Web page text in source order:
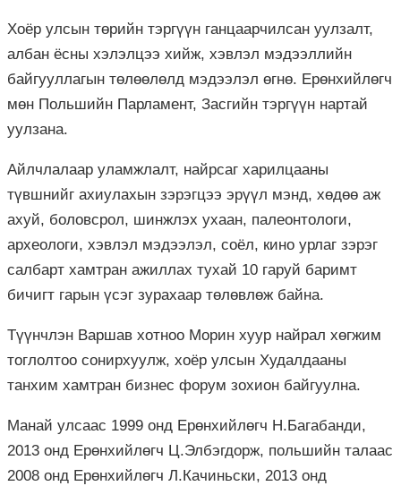
Хоёр улсын төрийн тэргүүн ганцаарчилсан уулзалт,
албан ёсны хэлэлцээ хийж, хэвлэл мэдээллийн
байгууллагын төлөөлөлд мэдээлэл өгнө. Ерөнхийлөгч
мөн Польшийн Парламент, Засгийн тэргүүн нартай
уулзана.
Айлчлалаар уламжлалт, найрсаг харилцааны
түвшнийг ахиулахын зэрэгцээ эрүүл мэнд, хөдөө аж
ахуй, боловсрол, шинжлэх ухаан, палеонтологи,
археологи, хэвлэл мэдээлэл, соёл, кино урлаг зэрэг
салбарт хамтран ажиллах тухай 10 гаруй баримт
бичигт гарын үсэг зурахаар төлөвлөж байна.
Түүнчлэн Варшав хотноо Морин хуур найрал хөгжим
тоглолтоо сонирхуулж, хоёр улсын Худалдааны
танхим хамтран бизнес форум зохион байгуулна.
Манай улсаас 1999 онд Ерөнхийлөгч Н.Багабанди,
2013 онд Ерөнхийлөгч Ц.Элбэгдорж, польшийн талаас
2008 онд Ерөнхийлөгч Л.Качиньски, 2013 онд